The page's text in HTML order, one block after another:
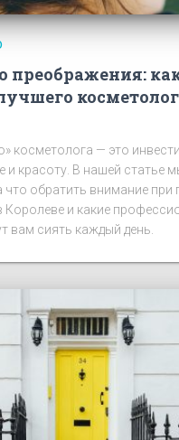
преображения:
косметолога — это
и красоту. В нашей статье
что обратить внимание при
Королеве и какие
вам сиять каждый день.